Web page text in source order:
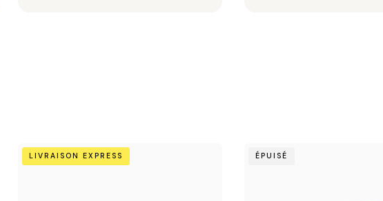
Beige
LIVRAISON EXPRESS
Chêne
ÉPUISÉ